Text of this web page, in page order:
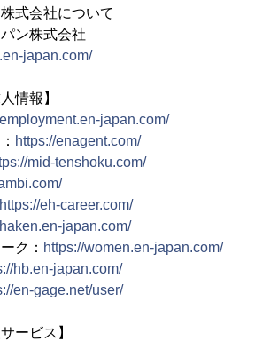
式会社について
ン株式会社
japan.com/
情報】
japan.com/
https://enagent.com/
mid-tenshoku.com/
https://eh-career.com/
japan.com/
ク： https://women.en-japan.com/
hb.en-japan.com/
en-gage.net/user/
ービス】